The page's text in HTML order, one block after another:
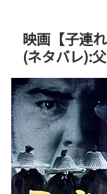
映画【子連
(ネタバレ):